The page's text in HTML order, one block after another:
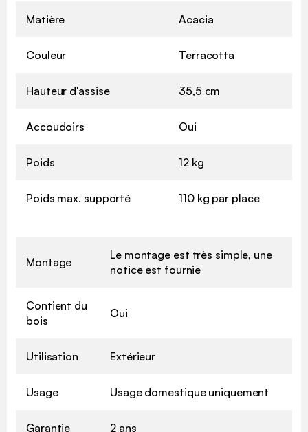
Matière Acacia
Couleur Terracotta
Hauteur d'assise 35,5 cm
Accoudoirs Oui
Poids 12 kg
Poids max. supporté 110 kg par place
Montage
Le montage est très simple, une
notice est fournie
Contient du
bois
Oui
Utilisation Extérieur
Usage Usage domestique uniquement
Garantie 2 ans